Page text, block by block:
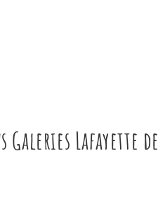
Lafayette de